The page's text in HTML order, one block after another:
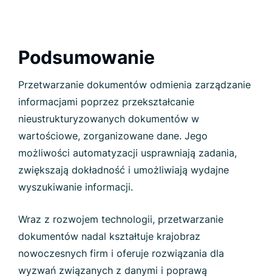
Podsumowanie
Przetwarzanie dokumentów odmienia zarządzanie
informacjami poprzez przekształcanie
nieustrukturyzowanych dokumentów w
wartościowe, zorganizowane dane. Jego
możliwości automatyzacji usprawniają zadania,
zwiększają dokładność i umożliwiają wydajne
wyszukiwanie informacji.
Wraz z rozwojem technologii, przetwarzanie
dokumentów nadal kształtuje krajobraz
nowoczesnych firm i oferuje rozwiązania dla
wyzwań związanych z danymi i poprawą